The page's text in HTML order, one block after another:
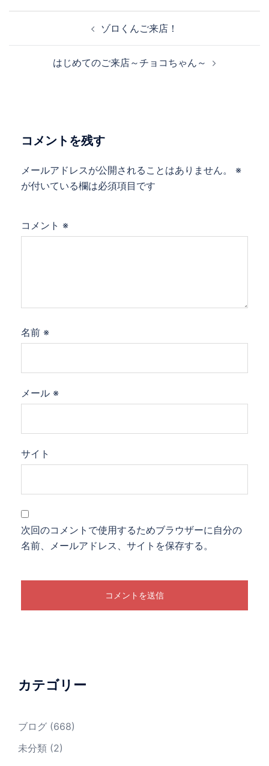
ョ
ゾロくんご来店！
はじめてのご来店～チョコちゃん～
コメントを残す
メールアドレスが公開されることはありません。
※
が付いている欄は必須項目です
コメント ※
名前 ※
メール ※
サイト
次回のコメントで使用するためブラウザーに自分の
名前、メールアドレス、サイトを保存する。
カテゴリー
ブログ (668)
未分類 (2)